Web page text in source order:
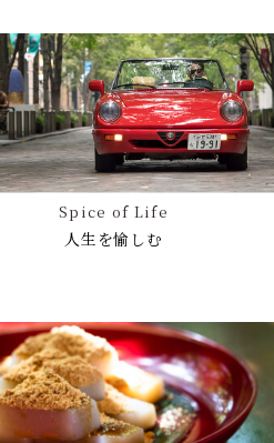
Spice of Life
人生を愉しむ